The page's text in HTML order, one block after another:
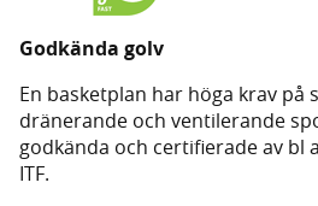
Godkända golv
En basketplan har höga krav på
dränerande och ventilerande
godkända och certifierade av bl
ITF.